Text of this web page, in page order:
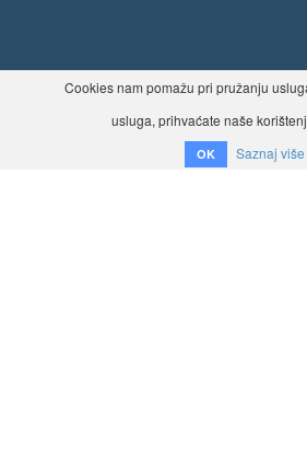
Cookies nam pomažu pri pružanju
usluga, prihvaćate naše
OK Saznaj više